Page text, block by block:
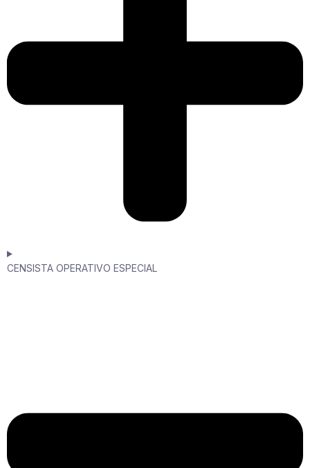
CENSISTA OPERATIVO ESPECIAL